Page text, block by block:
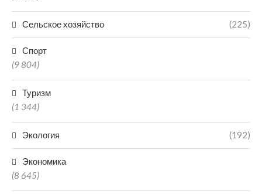
Сельское хозяйство (225)
Спорт
(9 804)
Туризм
(1 344)
Экология (192)
Экономика
(8 645)